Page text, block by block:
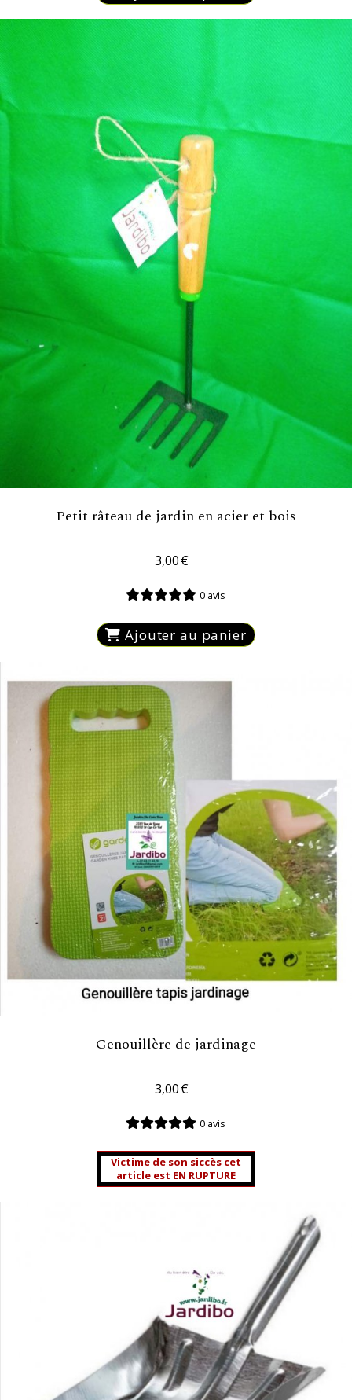
Petit râteau de jardin en acier et bois
3,00€
0 avis
Ajouter au panier
Genouillère de jardinage
3,00€
0 avis
Victime de son siccès cet
article est EN RUPTURE